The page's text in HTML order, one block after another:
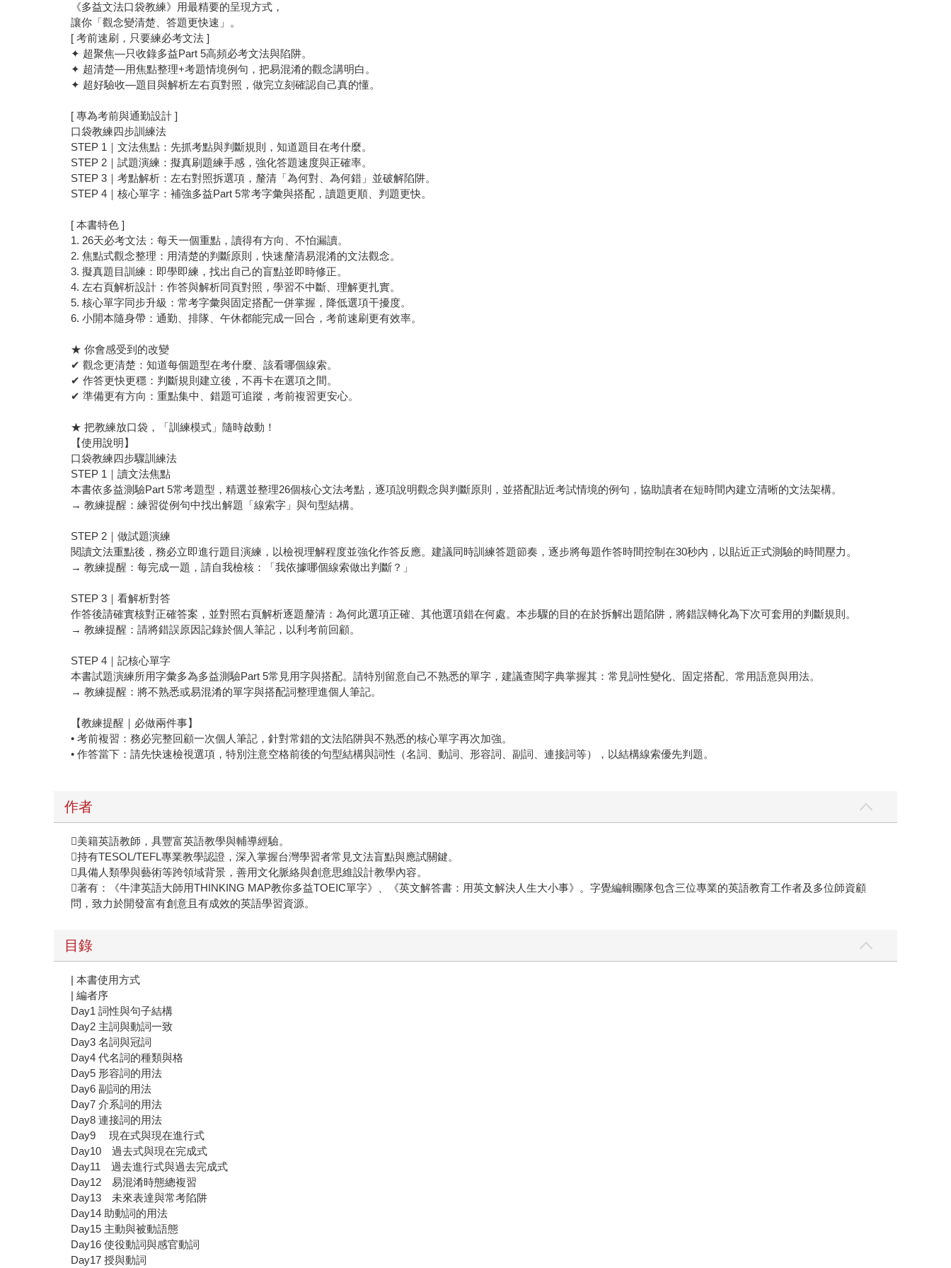
《多益文法口袋教練》用最精要的呈現方式，
讓你「觀念變清楚、答題更快速」。
[ 考前速刷，只要練必考文法 ]
✦ 超聚焦—只收錄多益Part 5高頻必考文法與陷阱。
✦ 超清楚—用焦點整理+考題情境例句，把易混淆的觀念講明白。
✦ 超好驗收—題目與解析左右頁對照，做完立刻確認自己真的懂。
[ 專為考前與通勤設計 ]
口袋教練四步訓練法
STEP 1｜文法焦點：先抓考點與判斷規則，知道題目在考什麼。
STEP 2｜試題演練：擬真刷題練手感，強化答題速度與正確率。
STEP 3｜考點解析：左右對照拆選項，釐清「為何對、為何錯」並破解陷阱。
STEP 4｜核心單字：補強多益Part 5常考字彙與搭配，讀題更順、判題更快。
[ 本書特色 ]
1. 26天必考文法：每天一個重點，讀得有方向、不怕漏讀。
2. 焦點式觀念整理：用清楚的判斷原則，快速釐清易混淆的文法觀念。
3. 擬真題目訓練：即學即練，找出自己的盲點並即時修正。
4. 左右頁解析設計：作答與解析同頁對照，學習不中斷、理解更扎實。
5. 核心單字同步升級：常考字彙與固定搭配一併掌握，降低選項干擾度。
6. 小開本隨身帶：通勤、排隊、午休都能完成一回合，考前速刷更有效率。
★ 你會感受到的改變
✔ 觀念更清楚：知道每個題型在考什麼、該看哪個線索。
✔ 作答更快更穩：判斷規則建立後，不再卡在選項之間。
✔ 準備更有方向：重點集中、錯題可追蹤，考前複習更安心。
★ 把教練放口袋，「訓練模式」隨時啟動！
【使用說明】
口袋教練四步驟訓練法
STEP 1｜讀文法焦點
本書依多益測驗Part 5常考題型，精選並整理26個核心文法考點，逐項說明觀念與判斷原則，並搭配貼近考試情境的例句，協助讀者在短時間內建立清晰的文法架構。
→ 教練提醒：練習從例句中找出解題「線索字」與句型結構。
STEP 2｜做試題演練
閱讀文法重點後，務必立即進行題目演練，以檢視理解程度並強化作答反應。建議同時訓練答題節奏，逐步將每題作答時間控制在30秒內，以貼近正式測驗的時間壓力。
→ 教練提醒：每完成一題，請自我檢核：「我依據哪個線索做出判斷？」
STEP 3｜看解析對答
作答後請確實核對正確答案，並對照右頁解析逐題釐清：為何此選項正確、其他選項錯在何處。本步驟的目的在於拆解出題陷阱，將錯誤轉化為下次可套用的判斷規則。
→ 教練提醒：請將錯誤原因記錄於個人筆記，以利考前回顧。
STEP 4｜記核心單字
本書試題演練所用字彙多為多益測驗Part 5常見用字與搭配。請特別留意自己不熟悉的單字，建議查閱字典掌握其：常見詞性變化、固定搭配、常用語意與用法。
→ 教練提醒：將不熟悉或易混淆的單字與搭配詞整理進個人筆記。
【教練提醒｜必做兩件事】
• 考前複習：務必完整回顧一次個人筆記，針對常錯的文法陷阱與不熟悉的核心單字再次加強。
• 作答當下：請先快速檢視選項，特別注意空格前後的句型結構與詞性（名詞、動詞、形容詞、副詞、連接詞等），以結構線索優先判題。
作者
美籍英語教師，具豐富英語教學與輔導經驗。
持有TESOL/TEFL專業教學認證，深入掌握台灣學習者常見文法盲點與應試關鍵。
具備人類學與藝術等跨領域背景，善用文化脈絡與創意思維設計教學內容。
著有：《牛津英語大師用THINKING MAP教你多益TOEIC單字》、《英文解答書：用英文解決人生大小事》。字覺編輯團隊包含三位專業的英語教育工作者及多位師資顧
問，致力於開發富有創意且有成效的英語學習資源。
目錄
| 本書使用方式
| 編者序
Day1 詞性與句子結構
Day2 主詞與動詞一致
Day3 名詞與冠詞
Day4 代名詞的種類與格
Day5 形容詞的用法
Day6 副詞的用法
Day7 介系詞的用法
Day8 連接詞的用法
Day9 現在式與現在進行式
Day10 過去式與現在完成式
Day11 過去進行式與過去完成式
Day12 易混淆時態總複習
Day13 未來表達與常考陷阱
Day14 助動詞的用法
Day15 主動與被動語態
Day16 使役動詞與感官動詞
Day17 授與動詞